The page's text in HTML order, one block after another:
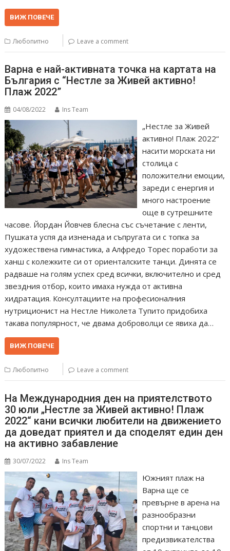
ВИЖ ПОВЕЧЕ
Любопитно Leave a comment
Варна е най-активната точка на картата на
България с “Нестле за Живей активно!
Плаж 2022”
04/08/2022 Ins Team
„Нестле за Живей
активно! Плаж 2022“
насити морската ни
столица с
положителни емоции,
зареди с енергия и
много настроение
още в сутрешните
часове. Йордан Йовчев блесна със съчетание с ленти,
Пушката успя да изненада и съпругата си с топка за
художествена гимнастика, а Алфредо Торес поработи за
ханш с колежките си от ориенталските танци. Динята се
радваше на голям успех сред всички, включително и сред
звездния отбор, които имаха нужда от активна
хидратация. Консултациите на професионалния
нутриционист на Нестле Николета Тупито придобиха
такава популярност, че двама доброволци се явиха да…
ВИЖ ПОВЕЧЕ
Любопитно Leave a comment
На Международния ден на приятелството
30 юли „Нестле за Живей активно! Плаж
2022“ кани всички любители на движението
да доведат приятел и да споделят един ден
на активно забавление
30/07/2022 Ins Team
Южният плаж на
Варна ще се
превърне в арена на
разнообразни
спортни и танцови
предизвикателства